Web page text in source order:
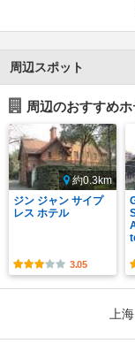
周辺スポット
周辺のおすすめ
約0.3km
ジン ジャン サイプ
レス ホテル
3.05
上